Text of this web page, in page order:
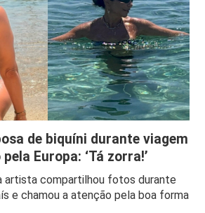
de biquíni durante viagem
Europa: ‘Tá zorra!’
artista compartilhou fotos durante
e chamou a atenção pela boa forma